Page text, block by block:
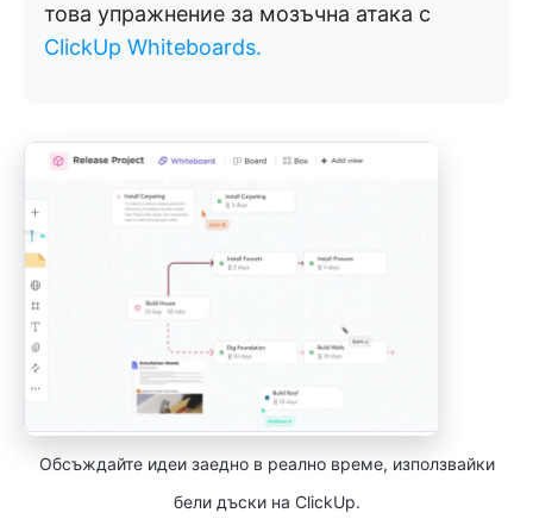
това упражнение за мозъчна атака с
ClickUp Whiteboards.
Обсъждайте идеи заедно в реално време, използвайки
бели дъски на ClickUp.